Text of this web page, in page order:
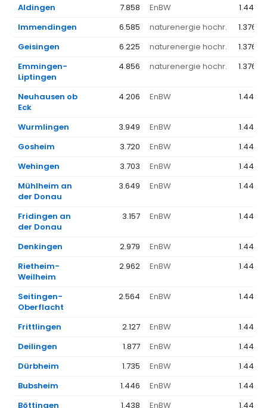
Aldingen
7.858 EnBW
1.441 €
Immendingen
6.585 naturenergie hochr.
1.376 €
Geisingen
6.225 naturenergie hochr.
1.376 €
Emmingen-
Liptingen
4.856 naturenergie hochr. 1.376 €
Neuhausen ob
Eck
4.206 EnBW 1.441 €
Wurmlingen 3.949 EnBW
1.441 €
Gosheim
3.720 EnBW
1.441 €
Wehingen
3.703 EnBW
1.441 €
Mühlheim an
der Donau
3.649 EnBW 1.441 €
Fridingen an
der Donau
3.157 EnBW 1.441 €
Denkingen 2.979 EnBW
1.441 €
Rietheim-
Weilheim
2.962 EnBW 1.441 €
Seitingen-
Oberflacht
2.564 EnBW 1.441 €
Frittlingen 2.127 EnBW
1.441 €
Deilingen
1.877 EnBW
1.441 €
Dürbheim
1.735 EnBW
1.441 €
Bubsheim
1.446 EnBW
1.441 €
Böttingen
1.438 EnBW
1.441 €